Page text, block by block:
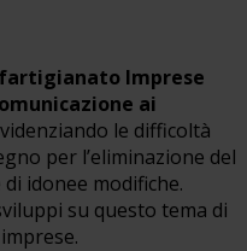
Imprese
ai
le difficoltà
per l’eliminazione del
idonee modifiche.
su questo tema di